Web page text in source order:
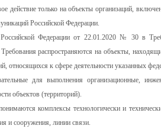
действие только на объекты организаций,
Российской Федерации.
Российской Федерации от 22.01.2020 № 30 в
распространяются на объекты,
относящихся к сфере деятельности указанных
для выполнения организационные,
объектов (территорий).
комплексы технологически и
и сооружения, линии связи.